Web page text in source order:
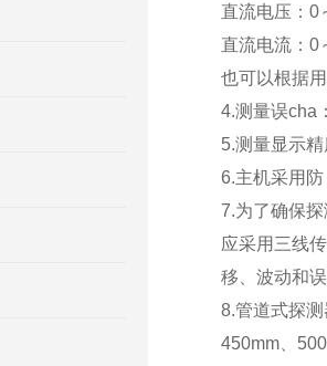
直流电压：0
直流电流：0
也可以根据
4.测量误cha
5.测量显示
6.主机采用
7.为了确保
应采用三线
移、波动和
8.管道式探
450mm、